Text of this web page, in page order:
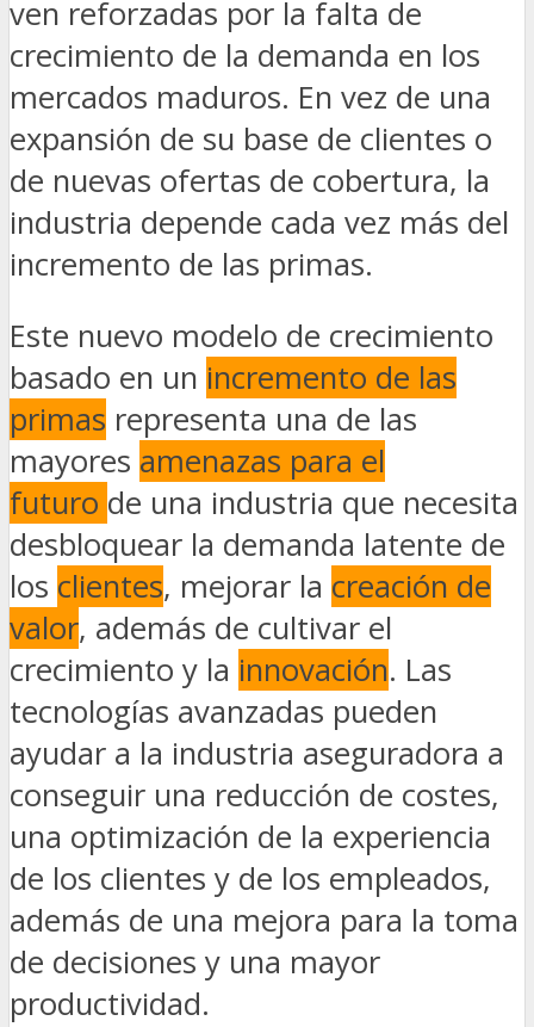
ven reforzadas por la falta de
crecimiento de la demanda en los
mercados maduros. En vez de una
expansión de su base de clientes o
de nuevas ofertas de cobertura, la
industria depende cada vez más del
incremento de las primas.
Este nuevo modelo de crecimiento
basado en un incremento de las
primas representa una de las
mayores amenazas para el
futuro de una industria que necesita
desbloquear la demanda latente de
los clientes, mejorar la creación de
valor, además de cultivar el
crecimiento y la innovación. Las
tecnologías avanzadas pueden
ayudar a la industria aseguradora a
conseguir una reducción de costes,
una optimización de la experiencia
de los clientes y de los empleados,
además de una mejora para la toma
de decisiones y una mayor
productividad.